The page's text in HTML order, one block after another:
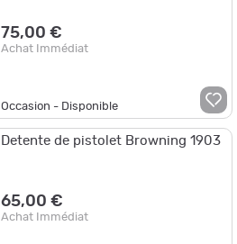
75,00 €
Achat Immédiat
Occasion - Disponible
Detente de pistolet Browning 1903
65,00 €
Achat Immédiat